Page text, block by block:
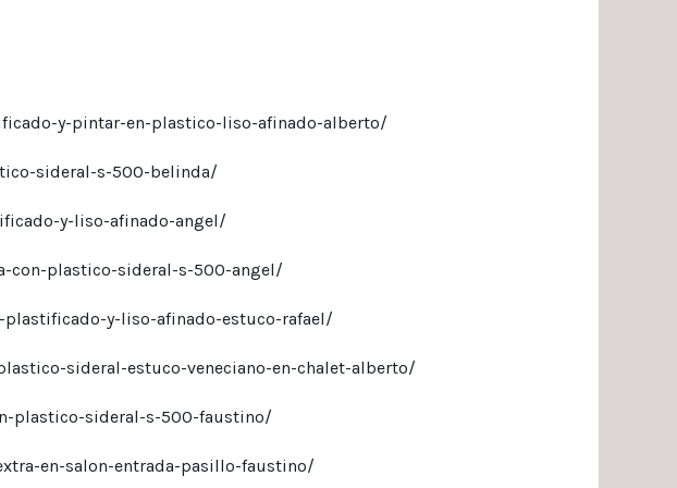
y-pintar-en-plastico-liso-afinado-alberto/
sideral-s-500-belinda/
y-liso-afinado-angel/
con-plastico-sideral-s-500-angel/
y-liso-afinado-estuco-rafael/
sideral-estuco-veneciano-en-chalet-alberto/
plastico-sideral-s-500-faustino/
en-salon-entrada-pasillo-faustino/